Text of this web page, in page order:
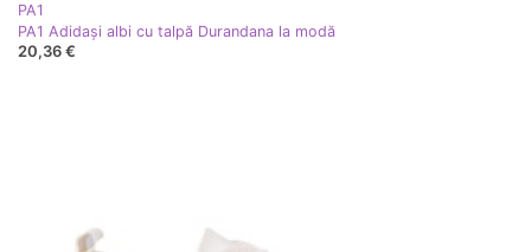
PA1
PA1 Adidași albi cu talpă Durandana la modă
20,36 €